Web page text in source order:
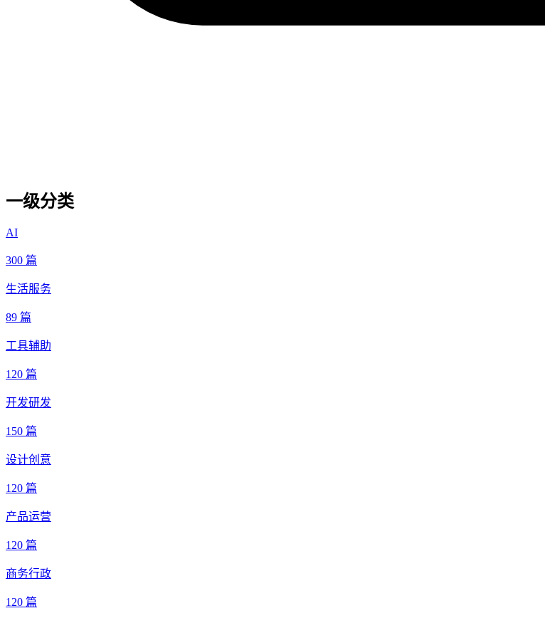
一级分类
AI
300 篇
生活服务
89 篇
工具辅助
120 篇
开发研发
150 篇
设计创意
120 篇
产品运营
120 篇
商务行政
120 篇